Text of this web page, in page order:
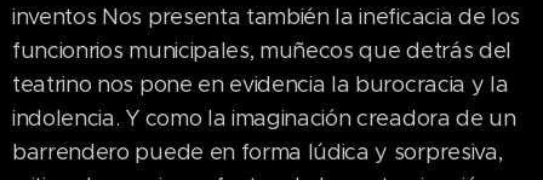
inventos Nos presenta también la ineficacia de los
funcionrios municipales, muñecos que detrás del
teatrino nos pone en evidencia la burocracia y la
indolencia. Y como la imaginación creadora de un
barrendero puede en forma lúdica y sorpresiva,